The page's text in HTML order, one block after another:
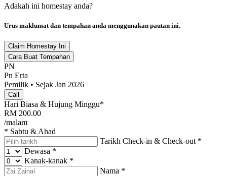
Adakah ini homestay anda?
Urus maklumat dan tempahan anda menggunakan pautan ini.
Claim Homestay Ini
Cara Buat Tempahan
PN
Pn Erta
Pemilik • Sejak Jan 2026
Call
Hari Biasa & Hujung Minggu*
RM 200.00
/malam
* Sabtu & Ahad
Tarikh Check-in & Check-out *
Dewasa *
Kanak-kanak *
Nama *